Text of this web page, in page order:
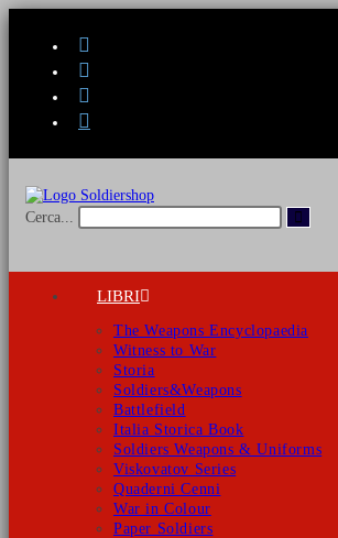
Cerca...
ricerca
LIBRI
The Weapons Encyclopaedia
Witness to War
Storia
Soldiers&Weapons
Battlefield
Italia Storica Book
Soldiers Weapons & Uniforms
Viskovatov Series
Quaderni Cenni
War in Colour
Paper Soldiers